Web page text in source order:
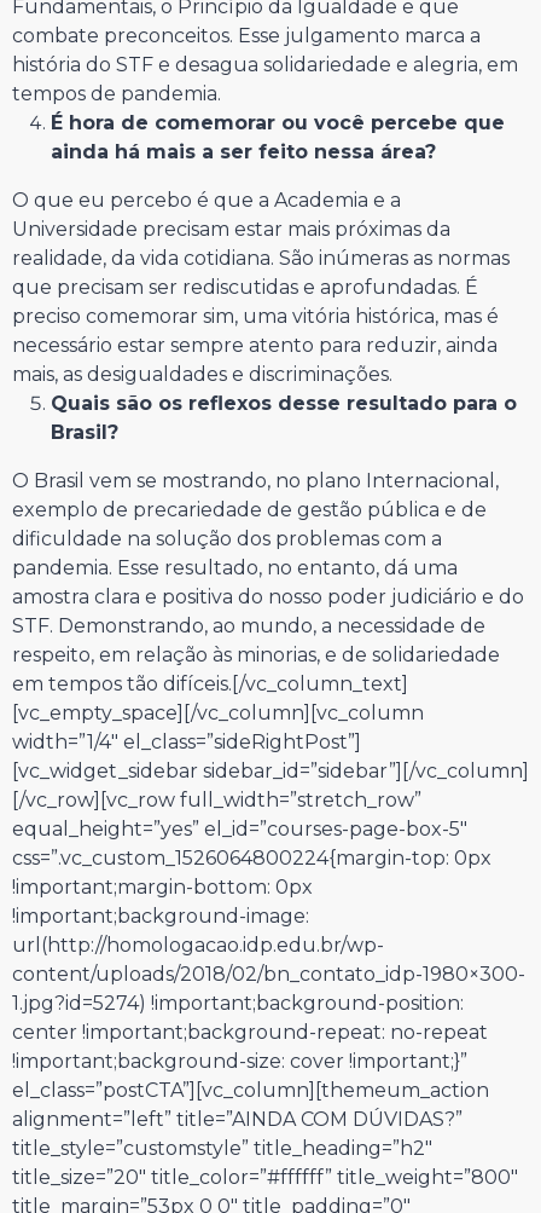
Fundamentais, o Princípio da Igualdade e que
combate preconceitos. Esse julgamento marca a
história do STF e desagua solidariedade e alegria, em
tempos de pandemia.
É hora de comemorar ou você percebe que
ainda há mais a ser feito nessa área?
O que eu percebo é que a Academia e a
Universidade precisam estar mais próximas da
realidade, da vida cotidiana. São inúmeras as normas
que precisam ser rediscutidas e aprofundadas. É
preciso comemorar sim, uma vitória histórica, mas é
necessário estar sempre atento para reduzir, ainda
mais, as desigualdades e discriminações.
Quais são os reflexos desse resultado para o
Brasil?
O Brasil vem se mostrando, no plano Internacional,
exemplo de precariedade de gestão pública e de
dificuldade na solução dos problemas com a
pandemia. Esse resultado, no entanto, dá uma
amostra clara e positiva do nosso poder judiciário e do
STF. Demonstrando, ao mundo, a necessidade de
respeito, em relação às minorias, e de solidariedade
em tempos tão difíceis.[/vc_column_text]
[vc_empty_space][/vc_column][vc_column
width=”1/4″ el_class=”sideRightPost”]
[vc_widget_sidebar sidebar_id=”sidebar”][/vc_column]
[/vc_row][vc_row full_width=”stretch_row”
equal_height=”yes” el_id=”courses-page-box-5″
css=”.vc_custom_1526064800224{margin-top: 0px
!important;margin-bottom: 0px
!important;background-image:
url(http://homologacao.idp.edu.br/wp-
content/uploads/2018/02/bn_contato_idp-1980×300-
1.jpg?id=5274) !important;background-position:
center !important;background-repeat: no-repeat
!important;background-size: cover !important;}”
el_class=”postCTA”][vc_column][themeum_action
alignment=”left” title=”AINDA COM DÚVIDAS?”
title_style=”customstyle” title_heading=”h2″
title_size=”20″ title_color=”#ffffff” title_weight=”800″
title_margin=”53px 0 0″ title_padding=”0″